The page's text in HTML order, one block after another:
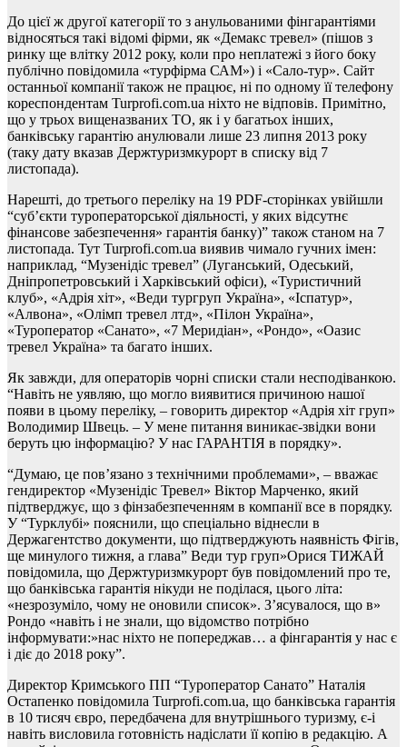
До цієї ж другої категорії то з анульованими фінгарантіями
відносяться такі відомі фірми, як «Демакс тревел» (пішов з
ринку ще влітку 2012 року, коли про неплатежі з його боку
публічно повідомила «турфірма САМ») і «Сало-тур». Сайт
останньої компанії також не працює, ні по одному її телефону
кореспондентам Turprofi.com.ua ніхто не відповів. Примітно,
що у трьох вищеназваних ТО, як і у багатьох інших,
банківську гарантію анулювали лише 23 липня 2013 року
(таку дату вказав Держтуризмкурорт в списку від 7
листопада).
Нарешті, до третього переліку на 19 PDF-сторінках увійшли
“суб’єкти туроператорської діяльності, у яких відсутнє
фінансове забезпечення» гарантія банку)” також станом на 7
листопада. Тут Turprofi.com.ua виявив чимало гучних імен:
наприклад, “Музенідіс тревел” (Луганський, Одеський,
Дніпропетровський і Харківський офіси), «Туристичний
клуб», «Адрія хіт», «Веди тургруп Україна», «Іспатур»,
«Алвона», «Олімп тревел лтд», «Пілон Україна»,
«Туроператор «Санато», «7 Меридіан», «Рондо», «Оазис
тревел Україна» та багато інших.
Як завжди, для операторів чорні списки стали несподіванкою.
“Навіть не уявляю, що могло виявитися причиною нашої
появи в цьому переліку, – говорить директор «Адрія хіт груп»
Володимир Швець. – У мене питання виникає-звідки вони
беруть цю інформацію? У нас ГАРАНТІЯ в порядку».
“Думаю, це пов’язано з технічними проблемами», – вважає
гендиректор «Музенідіс Тревел» Віктор Марченко, який
підтверджує, що з фінзабезпеченням в компанії все в порядку.
У “Турклубі» пояснили, що спеціально віднесли в
Держагентство документи, що підтверджують наявність Фігів,
ще минулого тижня, а глава” Веди тур груп»Орися ТИЖАЙ
повідомила, що Держтуризмкурорт був повідомлений про те,
що банківська гарантія нікуди не поділася, цього літа:
«незрозуміло, чому не оновили список». З’ясувалося, що в»
Рондо «навіть і не знали, що відомство потрібно
інформувати:»нас ніхто не попереджав… а фінгарантія у нас є
і діє до 2018 року”.
Директор Кримського ПП “Туроператор Санато” Наталія
Остапенко повідомила Turprofi.com.ua, що банківська гарантія
в 10 тисяч євро, передбачена для внутрішнього туризму, є-і
навіть висловила готовність надіслати її копію в редакцію. А